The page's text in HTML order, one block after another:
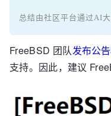
总结由社区平台通过AI
FreeBSD 团队发布公
支持。因此，建议